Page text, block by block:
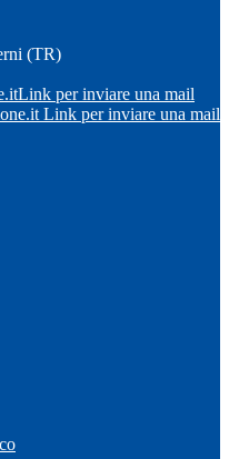
(TR)
Link per inviare una mail
Link per inviare una mail